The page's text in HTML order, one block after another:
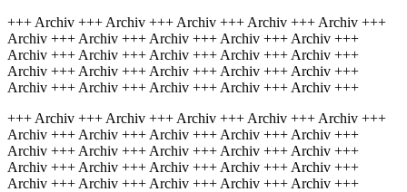
+++ Archiv +++ Archiv +++ Archiv +++ Archiv +++ Archiv +++
Archiv +++ Archiv +++ Archiv +++ Archiv +++ Archiv +++
Archiv +++ Archiv +++ Archiv +++ Archiv +++ Archiv +++
Archiv +++ Archiv +++ Archiv +++ Archiv +++ Archiv +++
Archiv +++ Archiv +++ Archiv +++ Archiv +++ Archiv +++
+++ Archiv +++ Archiv +++ Archiv +++ Archiv +++ Archiv +++
Archiv +++ Archiv +++ Archiv +++ Archiv +++ Archiv +++
Archiv +++ Archiv +++ Archiv +++ Archiv +++ Archiv +++
Archiv +++ Archiv +++ Archiv +++ Archiv +++ Archiv +++
Archiv +++ Archiv +++ Archiv +++ Archiv +++ Archiv +++